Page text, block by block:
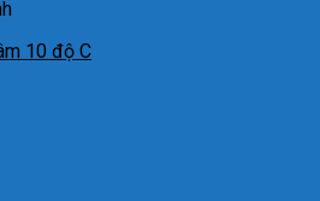
10 độ C